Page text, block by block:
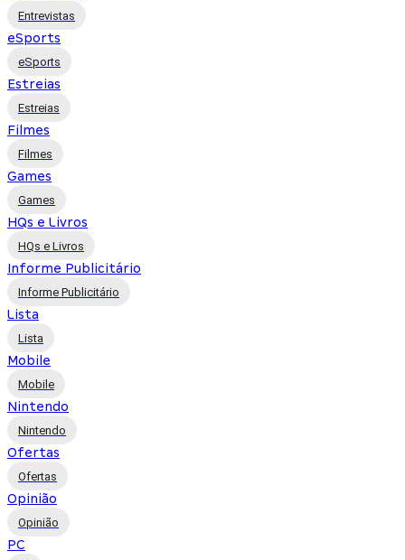
Entrevistas
eSports
eSports
Estreias
Estreias
Filmes
Filmes
Games
Games
HQs e Livros
HQs e Livros
Informe Publicitário
Informe Publicitário
Lista
Lista
Mobile
Mobile
Nintendo
Nintendo
Ofertas
Ofertas
Opinião
Opinião
PC